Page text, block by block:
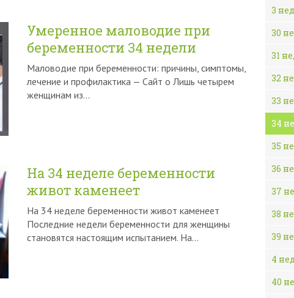
Умеренное маловодие при
беременности 34 недели
Маловодие при беременности: причины, симптомы,
лечение и профилактика — Сайт о Лишь четырем
женщинам из…
На 34 неделе беременности
живот каменеет
На 34 неделе беременности живот каменеет
Последние недели беременности для женщины
становятся настоящим испытанием. На…
3
30
31
32
33
34
35
36
37
38
39
4
40